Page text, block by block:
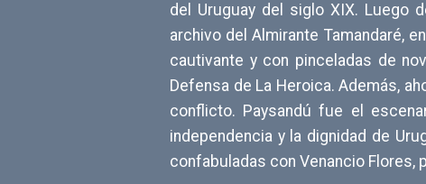
del Uruguay del siglo XIX. Luego
archivo del Almirante Tamandaré,
cautivante y con pinceladas de
Defensa de La Heroica. Además,
conflicto. Paysandú fue el
independencia y la dignidad de
confabuladas con Venancio Flores,